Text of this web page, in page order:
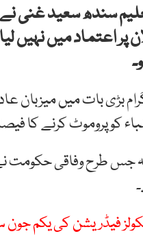
سندھ سعید غنی
پر اعتماد میں نہیں
بڑی بات میں
کو پروموٹ کرنے
جس طرح وفاقی حکومت
فیڈریشن کی یکم